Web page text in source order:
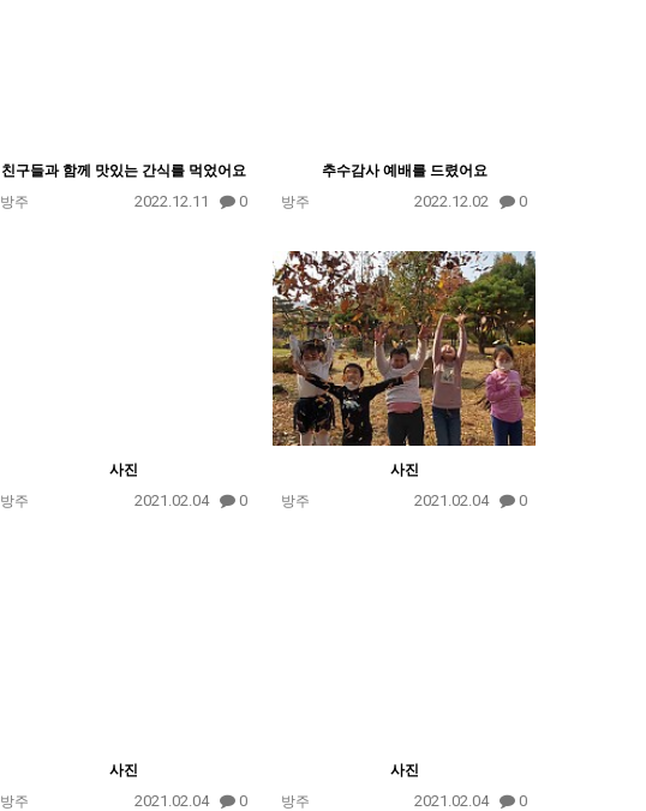
친구들과 함께 맛있는 간식를 먹었어요
방주
2022.12.11 0
추수감사 예배를 드렸어요
방주
2022.12.02 0
사진
방주
2021.02.04 0
사진
방주
2021.02.04 0
사진
방주
2021.02.04 0
사진
방주
2021.02.04 0